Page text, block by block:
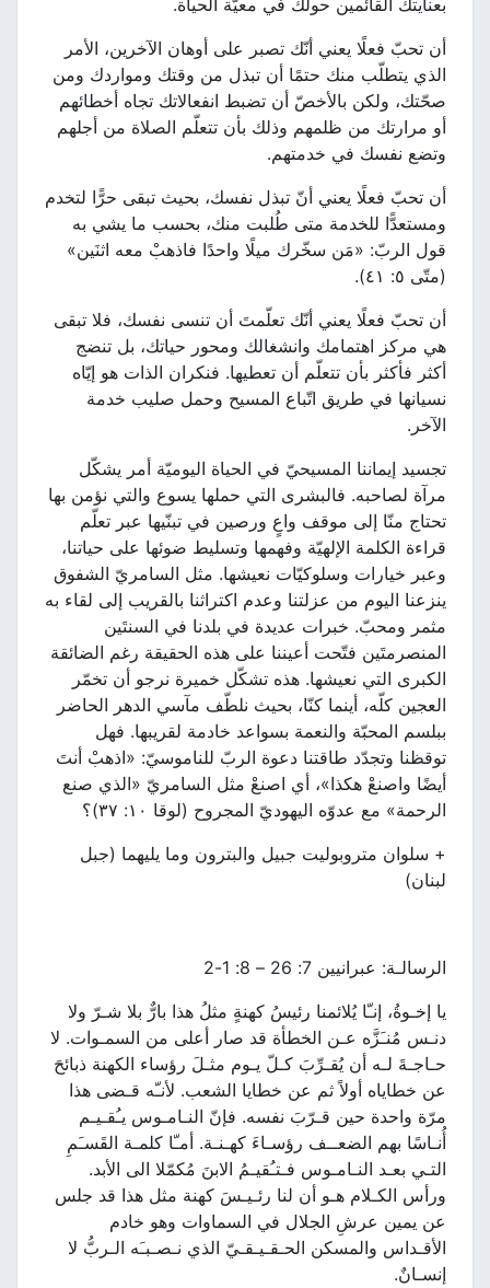
بعنايتك القائمين حولك في معيّة الحياة.
أن تحبّ فعلًا يعني أنّك تصبر على أوهان الآخرين، الأمر
الذي يتطلّب منك حتمًا أن تبذل من وقتك ومواردك ومن
صحّتك، ولكن بالأخصّ أن تضبط انفعالاتك تجاه أخطائهم
أو مرارتك من ظلمهم وذلك بأن تتعلّم الصلاة من أجلهم
وتضع نفسك في خدمتهم.
أن تحبّ فعلًا يعني أنّ تبذل نفسك، بحيث تبقى حرًّا لتخدم
ومستعدًّا للخدمة متى طُلبت منك، بحسب ما يشي به
قول الربّ: «مَن سخّرك ميلًا واحدًا فاذهبْ معه اثنَين»
(متّى ٥: ٤١).
أن تحبّ فعلًا يعني أنّك تعلّمتَ أن تنسى نفسك، فلا تبقى
هي مركز اهتمامك وانشغالك ومحور حياتك، بل تنضج
أكثر فأكثر بأن تتعلّم أن تعطيها. فنكران الذات هو إيّاه
نسيانها في طريق اتّباع المسيح وحمل صليب خدمة
الآخر.
تجسيد إيماننا المسيحيّ في الحياة اليوميّة أمر يشكّل
مرآة لصاحبه. فالبشرى التي حملها يسوع والتي نؤمن بها
تحتاج منّا إلى موقف واعٍ ورصين في تبنّيها عبر تعلّم
قراءة الكلمة الإلهيّة وفهمها وتسليط ضوئها على حياتنا،
وعبر خيارات وسلوكيّات نعيشها. مثل السامريّ الشفوق
ينزعنا اليوم من عزلتنا وعدم اكتراثنا بالقريب إلى لقاء به
مثمر ومحبّ. خبرات عديدة في بلدنا في السنتَين
المنصرمتَين فتّحت أعيننا على هذه الحقيقة رغم الضائقة
الكبرى التي نعيشها. هذه تشكّل خميرة نرجو أن تخمّر
العجين كلّه، أينما كنّا، بحيث نلطّف مآسي الدهر الحاضر
ببلسم المحبّة والنعمة بسواعد خادمة لقريبها. فهل
توقظنا وتجدّد طاقتنا دعوة الربّ للناموسيّ: «اذهبْ أنتَ
أيضًا واصنعْ هكذا»، أي اصنعْ مثل السامريّ «الذي صنع
الرحمة» مع عدوّه اليهوديّ المجروح (لوقا ١٠: ٣٧)؟
+ سلوان متروبوليت جبيل والبترون وما يليهما (جبل
لبنان)
الرسالـة: عبرانيين 7: 26 – 8: 1-2
يا إخـوةُ، إنـّا يُلائمنا رئيسُ كهنةٍ مثلُ هذا بارٌّ بلا شـرّ ولا
دنـس مُنـَزَّه عـن الخطأة قد صار أعلى من السمـوات. لا
حـاجـةَ لـه أن يُقـرِّبَ كـلّ يـوم مثـلَ رؤساء الكهنة ذبائحَ
عن خطاياه أولاً ثم عن خطايا الشعب. لأنـّه قـضى هذا
مرّة واحدة حين قـرّبَ نفسه. فإنّ النـامـوس يـُقـيـم
أُنـاسًا بهم الضعــف رؤسـاءَ كهـنـة. أمـّا كلمـة القَسـَمِ
التـي بعـد النـامـوس فـتـُقيـمُ الابنَ مُكمّلا الى الأبد.
ورأس الكـلام هـو أن لنا رئـيـسَ كهنة مثل هذا قد جلس
عن يمين عرشِ الجلال في السماوات وهو خادم
الأقـداس والمسكن الحـقـيـقـيّ الذي نـصـبـَه الـربُّ لا
إنسـانٌ.